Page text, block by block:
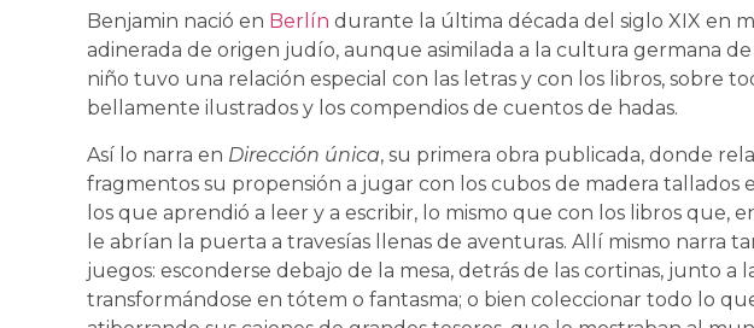
Benjamin nació en Berlín durante la última década del siglo XIX en
adinerada de origen judío, aunque asimilada a la cultura germana
niño tuvo una relación especial con las letras y con los libros, sobre
bellamente ilustrados y los compendios de cuentos de hadas.
Así lo narra en Dirección única, su primera obra publicada, donde
fragmentos su propensión a jugar con los cubos de madera tallados
los que aprendió a leer y a escribir, lo mismo que con los libros que,
le abrían la puerta a travesías llenas de aventuras. Allí mismo narra
juegos: esconderse debajo de la mesa, detrás de las cortinas, junto a
transformándose en tótem o fantasma; o bien coleccionar todo lo